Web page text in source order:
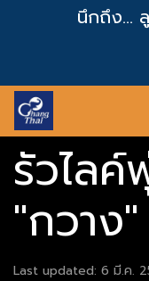
นึกถึง...
รัวไล
"กวาง
Last updated: 6 มี.ค.